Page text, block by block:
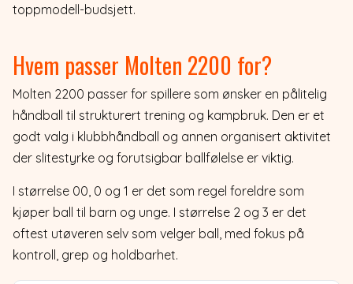
toppmodell-budsjett.
Hvem passer Molten 2200 for?
Molten 2200 passer for spillere som ønsker en pålitelig
håndball til strukturert trening og kampbruk. Den er et
godt valg i klubbhåndball og annen organisert aktivitet
der slitestyrke og forutsigbar ballfølelse er viktig.
I størrelse 00, 0 og 1 er det som regel foreldre som
kjøper ball til barn og unge. I størrelse 2 og 3 er det
oftest utøveren selv som velger ball, med fokus på
kontroll, grep og holdbarhet.